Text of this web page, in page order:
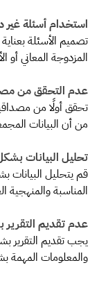
استخدام أسئلة غير
تصميم الأسئلة
المزدوجة المعاني أو
عدم التحقق من
تحقق أولًا من
من أن البيانات
تحليل البيانات
قم يتحليل البيانات
المناسبة والمنهجية
عدم تقديم
يجب تقديم التقرير
والمعلومات المهمة